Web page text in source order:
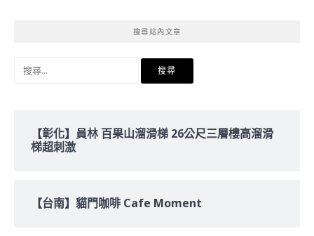
搜尋站內文章
【彰化】員林 百果山溜滑梯 26公尺三層樓高溜滑
梯超刺激
【台南】貓門咖啡 Cafe Moment